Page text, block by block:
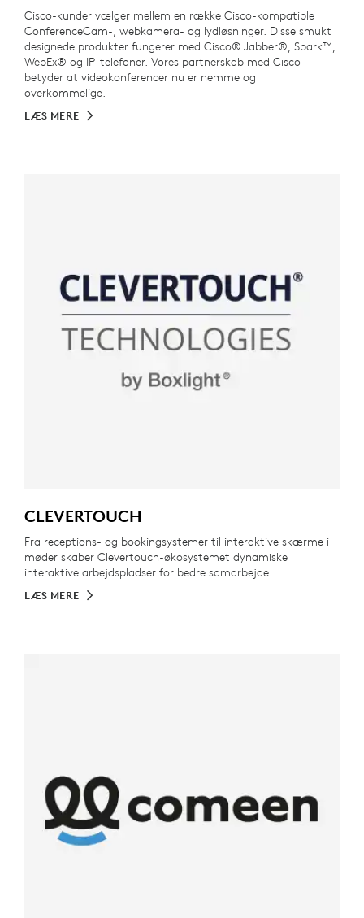
Cisco-kunder vælger mellem en række Cisco-kompatible
ConferenceCam-, webkamera- og lydløsninger. Disse smukt
designede produkter fungerer med Cisco® Jabber®, Spark™,
WebEx® og IP-telefoner. Vores partnerskab med Cisco
betyder at videokonferencer nu er nemme og
overkommelige.
LÆS MERE
CLEVERTOUCH
Fra receptions- og bookingsystemer til interaktive skærme i
møder skaber Clevertouch-økosystemet dynamiske
interaktive arbejdspladser for bedre samarbejde.
LÆS MERE